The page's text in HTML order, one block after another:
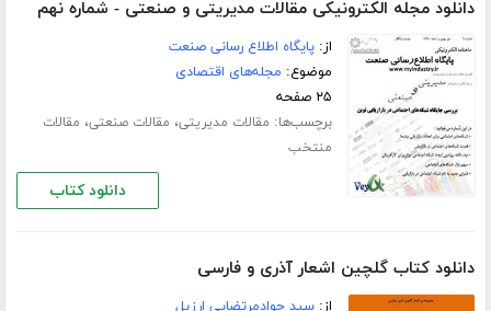
دانلود مجله الکترونیکی مقالات مدیریتی و صنعتی - شماره نهم
از:پایگاه اطلاع رسانی صنعت
موضوع: مجله‌های اقتصادی
۲۵ صفحه
برچسب‌ها: مقالات مدیریتی، مقالات صنعتی، مقالات
منتخب
دانلود کتاب
دانلود کتاب گلچین اشعار آذری و فارسی
از:سید جوادمرتضایی ارزیل